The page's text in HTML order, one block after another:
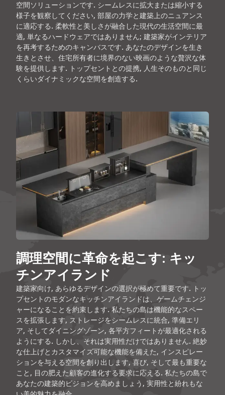
空間ソリューションです. シームレスに拡大または縮小する
様子を観察してください, 部屋の力学と建築上のニュアンス
に適応する. 柔軟性と美しさが融合した現代の生活空間に最
適, 単なるハードウェアではありません; 建築家がインテリア
を再考するためのキャンバスです. あなたのデザインを生き
生きとさせ、住宅所有者に境界のない映画のような贅沢な体
験を提供します. トップセントとの提携, 人生そのものと同じ
くらいダイナミックな空間を創造する.
調理空間に革命を起こす: キッ
チンアイランド
建築家向け, あらゆるデザインの選択が極めて重要です. トッ
プセントのモダンなキッチンアイランドは、ゲームチェンジ
ャーになることを約束します. 私たちの島は機能的なスペー
スを拡張します, ストレージをシームレスに統合, 準備エリ
ア, そしてダイニングゾーン, 各平方フィートが最適化される
ようにする. しかし、それは実用性だけではありません. 絶妙
な仕上げとカスタマイズ可能な機能を備えた, インスピレー
ションを与える空間を創り出します, 喜び, そして最も重要な
こと, 目の肥えた顧客の進化する要求に応える. 私たちの島で
あなたの建築的ビジョンを高めましょう, 実用性と紛れもな